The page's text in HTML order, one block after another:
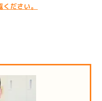
ださい。